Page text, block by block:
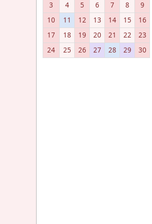
3 4 5 6 7 8
9
10
11 12 13 14 15
16
17
18 19 20 21 22
23
24
25 26 27 28 29 30